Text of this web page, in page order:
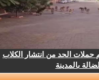
حملات الحد من انتشار الكلاب
بالمدينة